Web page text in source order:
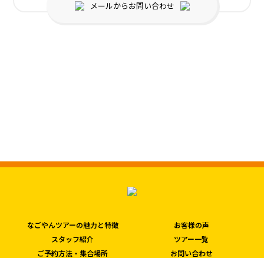
メールからお問い合わせ
なごやんツアーの魅力と特徴
お客様の声
スタッフ紹介
ツアー一覧
ご予約方法・集合場所
お問い合わせ